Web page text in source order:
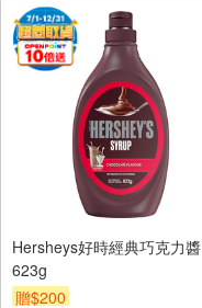
Hersheys好時經典巧克力醬
623g
贈$200